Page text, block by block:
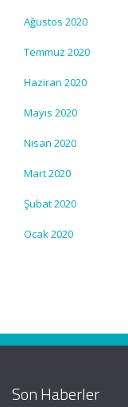
Ağustos 2020
Temmuz 2020
Haziran 2020
Mayıs 2020
Nisan 2020
Mart 2020
Şubat 2020
Ocak 2020
Son Haberler